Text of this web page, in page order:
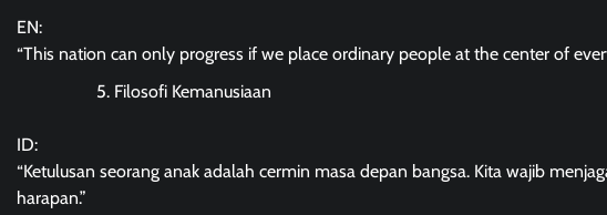
EN:
“This nation can only progress if we place ordinary people at the center of
Filosofi Kemanusiaan
ID:
“Ketulusan seorang anak adalah cermin masa depan bangsa. Kita wajib
harapan.”